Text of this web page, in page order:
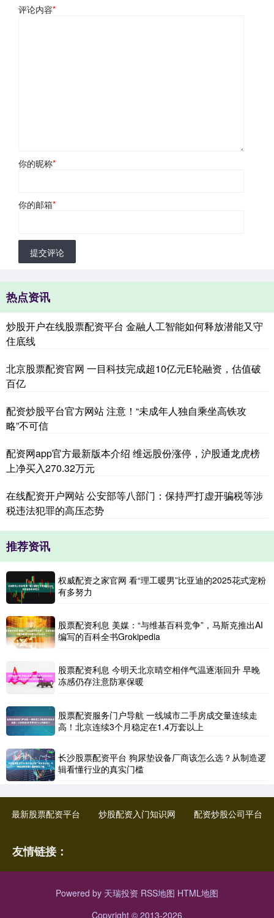
评论内容*
你的昵称*
你的邮箱*
提交评论
热点资讯
炒股开户在线股票配资平台 金融人工智能如何释放潜能又守
住底线
北京股票配资官网 一目科技完成超10亿元E轮融资，估值破
百亿
配资炒股平台官方网站 注意！“未成年人独自乘坐高铁攻
略”不可信
配资网app官方最新版本介绍 维远股份涨停，沪股通龙虎榜
上净买入270.32万元
在线配资开户网站 公安部等八部门：保持严打虚开骗税等涉
税违法犯罪的高压态势
推荐资讯
权威配资之家官网 看“理工暖男”比亚迪的2025花式宠粉
有多努力
股票配资利息 美媒：“与维基百科竞争”，马斯克推出AI
编写的百科全书Grokipedia
股票配资利息 今明天北京晴空相伴气温逐渐回升 早晚
冻感仍存注意防寒保暖
股票配资服务门户导航 一线城市二手房成交量连续走
高！北京连续3个月稳定在1.4万套以上
长沙股票配资平台 狗尿垫设备厂商该怎么选？从制造逻
辑看懂行业的真实门槛
最新股票配资平台 炒股配资入门知识网 配资炒股公司平台
友情链接：
Powered by 天瑞投资 RSS地图 HTML地图
Copyright © 2013-2026